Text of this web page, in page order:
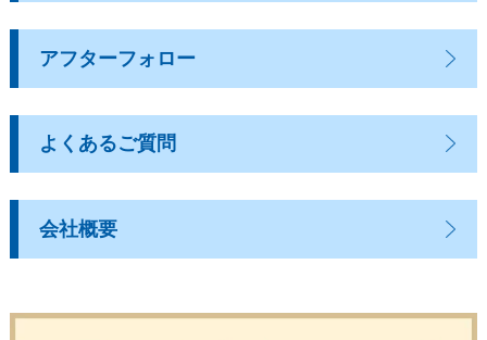
アフターフォロー
よくあるご質問
会社概要